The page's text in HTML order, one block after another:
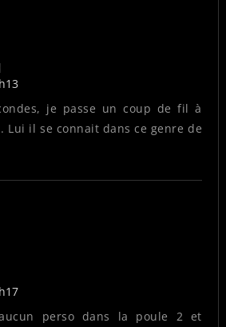
je passe un coup de fil à
Lui il se connait dans ce genre de
perso dans la poule 2 et